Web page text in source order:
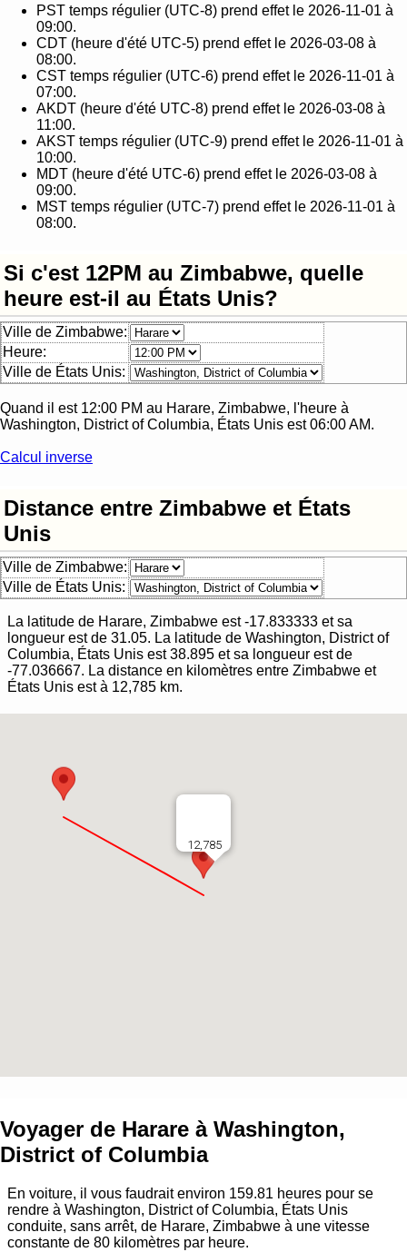
PST temps régulier (UTC-8) prend effet le 2026-11-01 à
09:00.
CDT (heure d'été UTC-5) prend effet le 2026-03-08 à
08:00.
CST temps régulier (UTC-6) prend effet le 2026-11-01 à
07:00.
AKDT (heure d'été UTC-8) prend effet le 2026-03-08 à
11:00.
AKST temps régulier (UTC-9) prend effet le 2026-11-01 à
10:00.
MDT (heure d'été UTC-6) prend effet le 2026-03-08 à
09:00.
MST temps régulier (UTC-7) prend effet le 2026-11-01 à
08:00.
Si c'est 12PM au Zimbabwe, quelle
heure est-il au États Unis?
Ville de Zimbabwe:
Heure:
Ville de États Unis:
Quand il est 12:00 PM au Harare, Zimbabwe, l'heure à
Washington, District of Columbia, États Unis est06:00 AM.
Calcul inverse
Distance entre Zimbabwe et États
Unis
Ville de Zimbabwe:
Ville de États Unis:
La latitude de Harare, Zimbabwe est-17.833333 et sa
longueur est de 31.05. La latitude de Washington, District of
Columbia, États Unis est38.895 et sa longueur est de
-77.036667. La distance en kilomètres entre Zimbabwe et
États Unis est à 12,785 km.
12,785
Voyager de Harare à Washington,
District of Columbia
En voiture, il vous faudrait environ 159.81 heures pour se
rendre à Washington, District of Columbia, États Unis
conduite, sans arrêt, de Harare, Zimbabwe à une vitesse
constante de 80 kilomètres par heure.